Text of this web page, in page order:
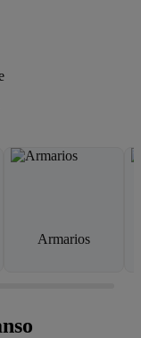
Armarios